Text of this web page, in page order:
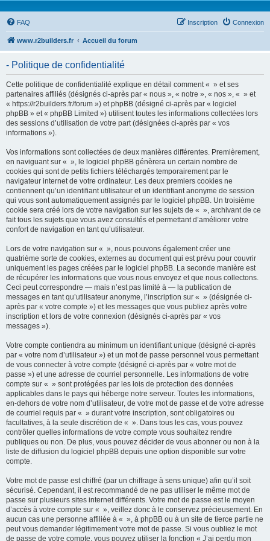
FAQ Connexion
Inscription
www.r2builders.fr Accueil du forum
- Politique de confidentialité
Cette politique de confidentialité explique en détail comment « » et ses
partenaires affiliés (désignés ci-après par « nous », « notre », « nos », « » et
« https://r2builders.fr/forum ») et phpBB (désigné ci-après par « logiciel
phpBB » et « phpBB Limited ») utilisent toutes les informations collectées lors
des sessions d’utilisation de votre part (désignées ci-après par « vos
informations »).
Vos informations sont collectées de deux manières différentes. Premièrement,
en naviguant sur « », le logiciel phpBB génèrera un certain nombre de
cookies qui sont de petits fichiers téléchargés temporairement par le
navigateur internet de votre ordinateur. Les deux premiers cookies ne
contiennent qu’un identifiant utilisateur et un identifiant anonyme de session
qui vous sont automatiquement assignés par le logiciel phpBB. Un troisième
cookie sera créé lors de votre navigation sur les sujets de « », archivant de ce
fait tous les sujets que vous avez consultés et permettant d’améliorer votre
confort de navigation en tant qu’utilisateur.
Lors de votre navigation sur « », nous pouvons également créer une
quatrième sorte de cookies, externes au document qui est prévu pour couvrir
uniquement les pages créées par le logiciel phpBB. La seconde manière est
de récupérer les informations que vous nous envoyez et que nous collectons.
Ceci peut correspondre — mais n’est pas limité à — la publication de
messages en tant qu’utilisateur anonyme, l’inscription sur « » (désignée ci-
après par « votre compte ») et les messages que vous publiez après votre
inscription et lors de votre connexion (désignés ci-après par « vos
messages »).
Votre compte contiendra au minimum un identifiant unique (désigné ci-après
par « votre nom d’utilisateur ») et un mot de passe personnel vous permettant
de vous connecter à votre compte (désigné ci-après par « votre mot de
passe ») et une adresse de courriel personnelle. Les informations de votre
compte sur « » sont protégées par les lois de protection des données
applicables dans le pays qui héberge notre serveur. Toutes les informations,
en-dehors de votre nom d’utilisateur, de votre mot de passe et de votre adresse
de courriel requis par « » durant votre inscription, sont obligatoires ou
facultatives, à la seule discrétion de « ». Dans tous les cas, vous pouvez
contrôler quelles informations de votre compte vous souhaitez rendre
publiques ou non. De plus, vous pouvez décider de vous abonner ou non à la
liste de diffusion du logiciel phpBB depuis une option disponible sur votre
compte.
Votre mot de passe est chiffré (par un chiffrage à sens unique) afin qu’il soit
sécurisé. Cependant, il est recommandé de ne pas utiliser le même mot de
passe sur plusieurs sites internet différents. Votre mot de passe est le moyen
d’accès à votre compte sur « », veillez donc à le conservez précieusement. En
aucun cas une personne affiliée à « », à phpBB ou à un site de tierce partie ne
peut vous demander légitimement votre mot de passe. Si vous oubliez le mot
de passe de votre compte, vous pouvez utiliser la fonction « J’ai perdu mon